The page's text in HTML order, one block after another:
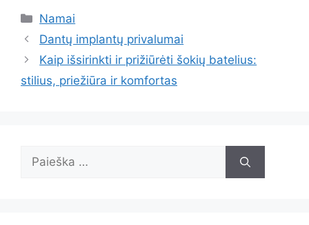
Kategorijos
Namai
Dantų implantų privalumai
Kaip išsirinkti ir prižiūrėti šokių batelius:
stilius, priežiūra ir komfortas
Ieškoti: